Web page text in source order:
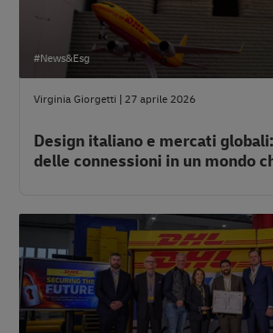
Design italiano e mercati
delle connessioni in un mondo
#News&Esg
Virginia Giorgetti | 27 aprile 2026